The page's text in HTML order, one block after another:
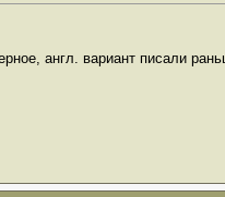
англ. вариант писали